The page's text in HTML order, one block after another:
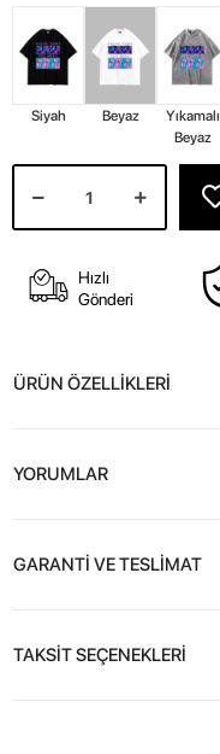
Siyah Beyaz
Yıkamalı
Beyaz
Hızlı
Gönderi
ÜRÜN ÖZELLİKLERİ
YORUMLAR
GARANTİ VE TESLİMAT
TAKSİT SEÇENEKLERİ